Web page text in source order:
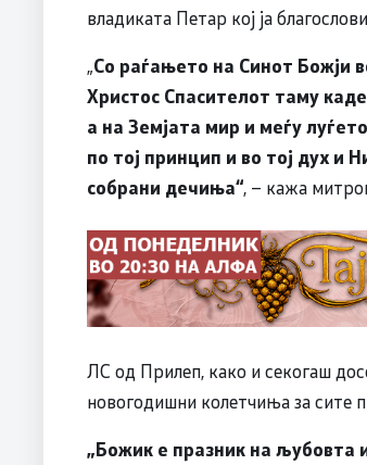
владиката Петар кој ја
„Со раѓањето на Синот Божји
Христос Спасителот таму
а на Земјата мир и меѓу
по тој принцип и во тој дух и
собрани дечиња“, – кажа
ЛС од Прилеп, како и секогаш
новогодишни колетчиња за сите
„Божик е празник на љубовта